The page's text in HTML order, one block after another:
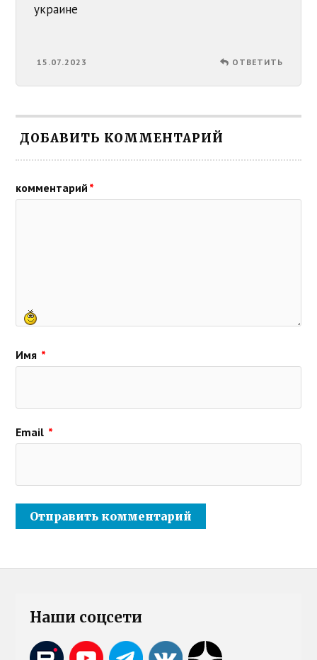
украине
15.07.2023 ОТВЕТИТЬ
ДОБАВИТЬ КОММЕНТАРИЙ
комментарий *
Имя *
Email *
Наши соцсети